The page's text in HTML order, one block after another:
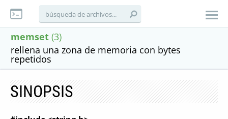
memset (3)
rellena una zona de memoria con bytes
repetidos
SINOPSIS